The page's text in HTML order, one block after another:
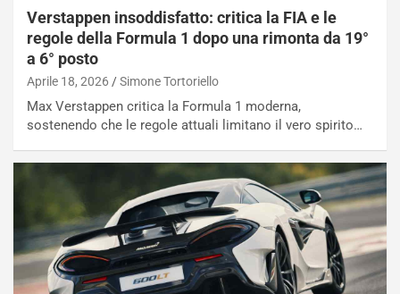
Verstappen insoddisfatto: critica la FIA e le
regole della Formula 1 dopo una rimonta da 19°
a 6° posto
Aprile 18, 2026 Simone Tortoriello
Max Verstappen critica la Formula 1 moderna,
sostenendo che le regole attuali limitano il vero spirito…